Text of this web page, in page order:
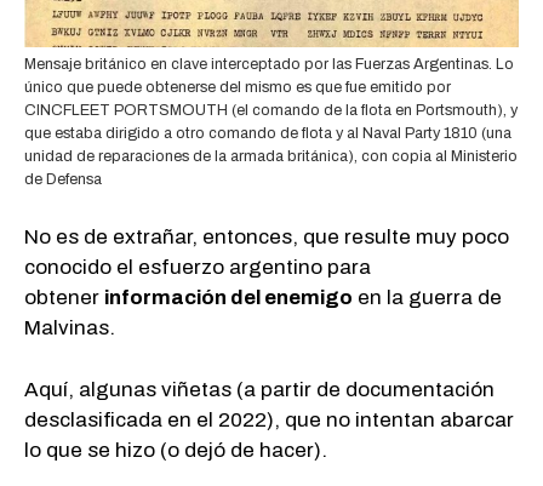
Mensaje británico en clave interceptado por las Fuerzas Argentinas. Lo
único que puede obtenerse del mismo es que fue emitido por
CINCFLEET PORTSMOUTH (el comando de la flota en Portsmouth), y
que estaba dirigido a otro comando de flota y al Naval Party 1810 (una
unidad de reparaciones de la armada británica), con copia al Ministerio
de Defensa
No es de extrañar, entonces, que resulte muy poco
conocido el esfuerzo argentino para
obtener información del enemigo en la guerra de
Malvinas.
Aquí, algunas viñetas (a partir de documentación
desclasificada en el 2022), que no intentan abarcar
lo que se hizo (o dejó de hacer).